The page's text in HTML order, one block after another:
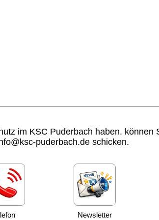
ein auf der Website
Anfrage stammt und um diese
erfolgt nach Art. 6 Abs. 1 S. 1 lit. a
Daten werden
zu jeder Zeit im Rahmen
im KSC Puderbach haben.
puderbach.de schicken.
Newsletter